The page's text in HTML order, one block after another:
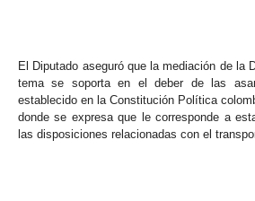
El Diputado aseguró que la mediación de la
tema se soporta en el deber de las
establecido en la Constitución Política
donde se expresa que le corresponde a
las disposiciones relacionadas con el